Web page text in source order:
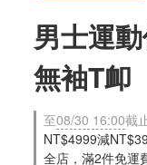
男士運
無袖T卹
至08/30 16:00截
NT$4999減
全店，滿2件免運